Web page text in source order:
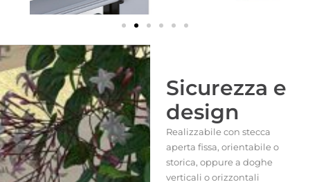
Sicurezza e
design
Realizzabile con stecca
aperta fissa, orientabile o
storica, oppure a doghe
verticali o orizzontali